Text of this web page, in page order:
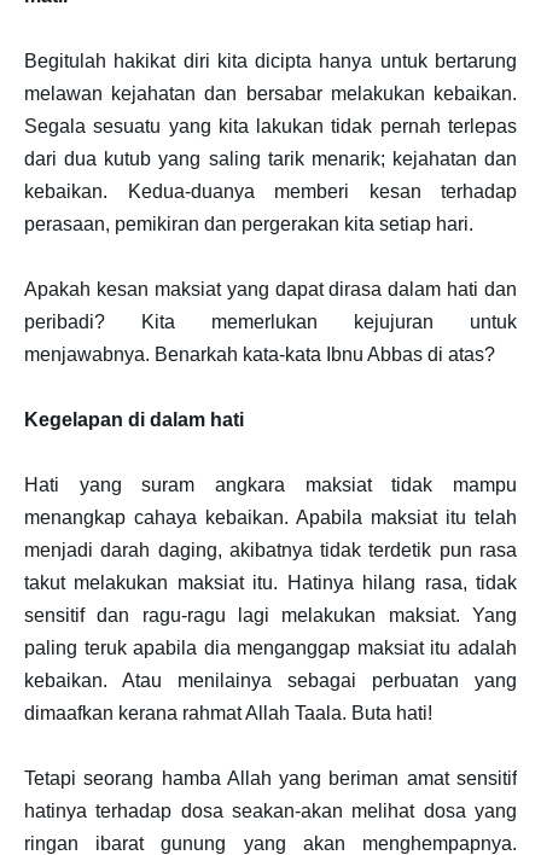
Begitulah hakikat diri kita dicipta hanya untuk bertarung
melawan kejahatan dan bersabar melakukan kebaikan.
Segala sesuatu yang kita lakukan tidak pernah terlepas
dari dua kutub yang saling tarik menarik; kejahatan dan
kebaikan. Kedua-duanya memberi kesan terhadap
perasaan, pemikiran dan pergerakan kita setiap hari.
Apakah kesan maksiat yang dapat dirasa dalam hati dan
peribadi? Kita memerlukan kejujuran untuk
menjawabnya. Benarkah kata-kata Ibnu Abbas di atas?
Kegelapan di dalam hati
Hati yang suram angkara maksiat tidak mampu
menangkap cahaya kebaikan. Apabila maksiat itu telah
menjadi darah daging, akibatnya tidak terdetik pun rasa
takut melakukan maksiat itu. Hatinya hilang rasa, tidak
sensitif dan ragu-ragu lagi melakukan maksiat. Yang
paling teruk apabila dia menganggap maksiat itu adalah
kebaikan. Atau menilainya sebagai perbuatan yang
dimaafkan kerana rahmat Allah Taala. Buta hati!
Tetapi seorang hamba Allah yang beriman amat sensitif
hatinya terhadap dosa seakan-akan melihat dosa yang
ringan ibarat gunung yang akan menghempapnya.